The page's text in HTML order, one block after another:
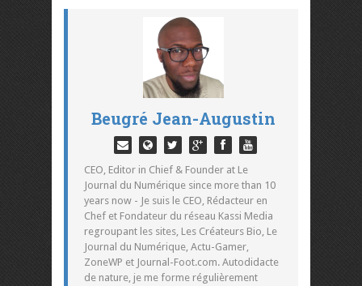
Beugré Jean-Augustin
CEO, Editor in Chief & Founder at Le
Journal du Numérique since more than 10
years now - Je suis le CEO, Rédacteur en
Chef et Fondateur du réseau Kassi Media
regroupant les sites, Les Créateurs Bio, Le
Journal du Numérique, Actu-Gamer,
ZoneWP et Journal-Foot.com. Autodidacte
de nature, je me forme régulièrement